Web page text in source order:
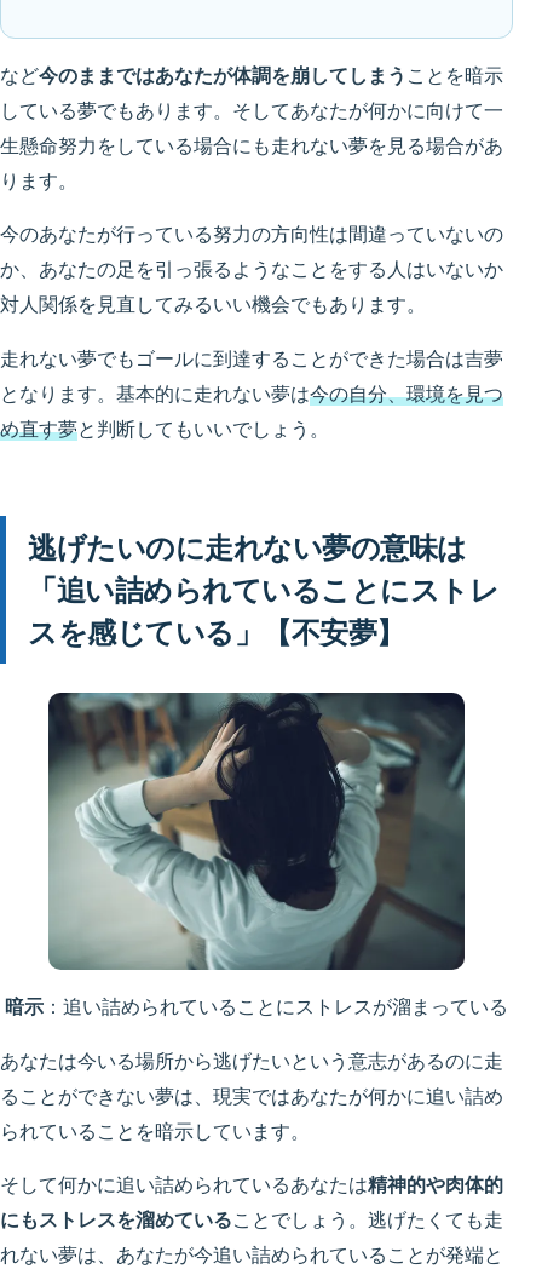
など今のままではあなたが体調を崩してしまう ことを暗示
している夢でもあります。そしてあなたが何かに向けて一
生懸命努力をしている場合にも走れない夢を見る場合があ
ります。
今のあなたが行っている努力の方向性は間違っていないの
か、あなたの足を引っ張るようなことをする人はいないか
対人関係を見直してみるいい機会でもあります。
走れない夢でもゴールに到達することができた場合は吉夢
となります。基本的に走れない夢は今の自分、環境を見つ
め直す夢と判断してもいいでしょう。
逃げたいのに走れない夢の意味は
「追い詰められていることにストレ
スを感じている」【不安夢】
暗示 ：追い詰められていることにストレスが溜まっている
あなたは今いる場所から逃げたいという意志があるのに走
ることができない夢は、現実ではあなたが何かに追い詰め
られていることを暗示しています。
そして何かに追い詰められているあなたは精神的や肉体的
にもストレスを溜めていることでしょう。逃げたくても走
れない夢は、あなたが今追い詰められていることが発端と